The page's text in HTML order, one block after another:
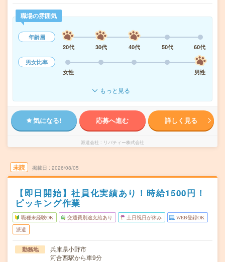
職場の雰囲気
年齢層
20代
30代 40代 50代
60代
男女比率
女性
男性
もっと見る
気になる! 応募へ進む 詳しく見る
派遣会社 リバティー株式会社
未読 掲載日 2026/08/05
【即日開始】社員化実績あり！時給1500円！
ピッキング作業
職種未経験OK 交通費別途支給あり 土日祝日が休み WEB登録OK
派遣
勤務地
兵庫県小野市
河合西駅から車9分